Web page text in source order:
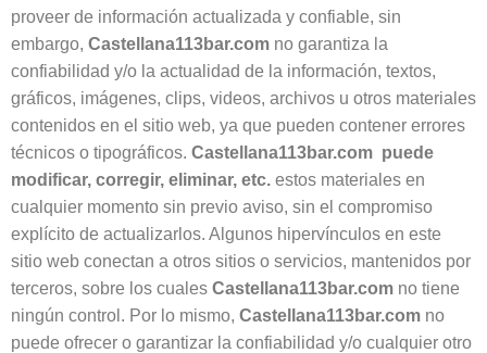
proveer de información actualizada y confiable, sin
embargo, Castellana113bar.com no garantiza la
confiabilidad y/o la actualidad de la información, textos,
gráficos, imágenes, clips, videos, archivos u otros materiales
contenidos en el sitio web, ya que pueden contener errores
técnicos o tipográficos. Castellana113bar.com puede
modificar, corregir, eliminar, etc. estos materiales en
cualquier momento sin previo aviso, sin el compromiso
explícito de actualizarlos. Algunos hipervínculos en este
sitio web conectan a otros sitios o servicios, mantenidos por
terceros, sobre los cuales Castellana113bar.com no tiene
ningún control. Por lo mismo, Castellana113bar.com no
puede ofrecer o garantizar la confiabilidad y/o cualquier otro